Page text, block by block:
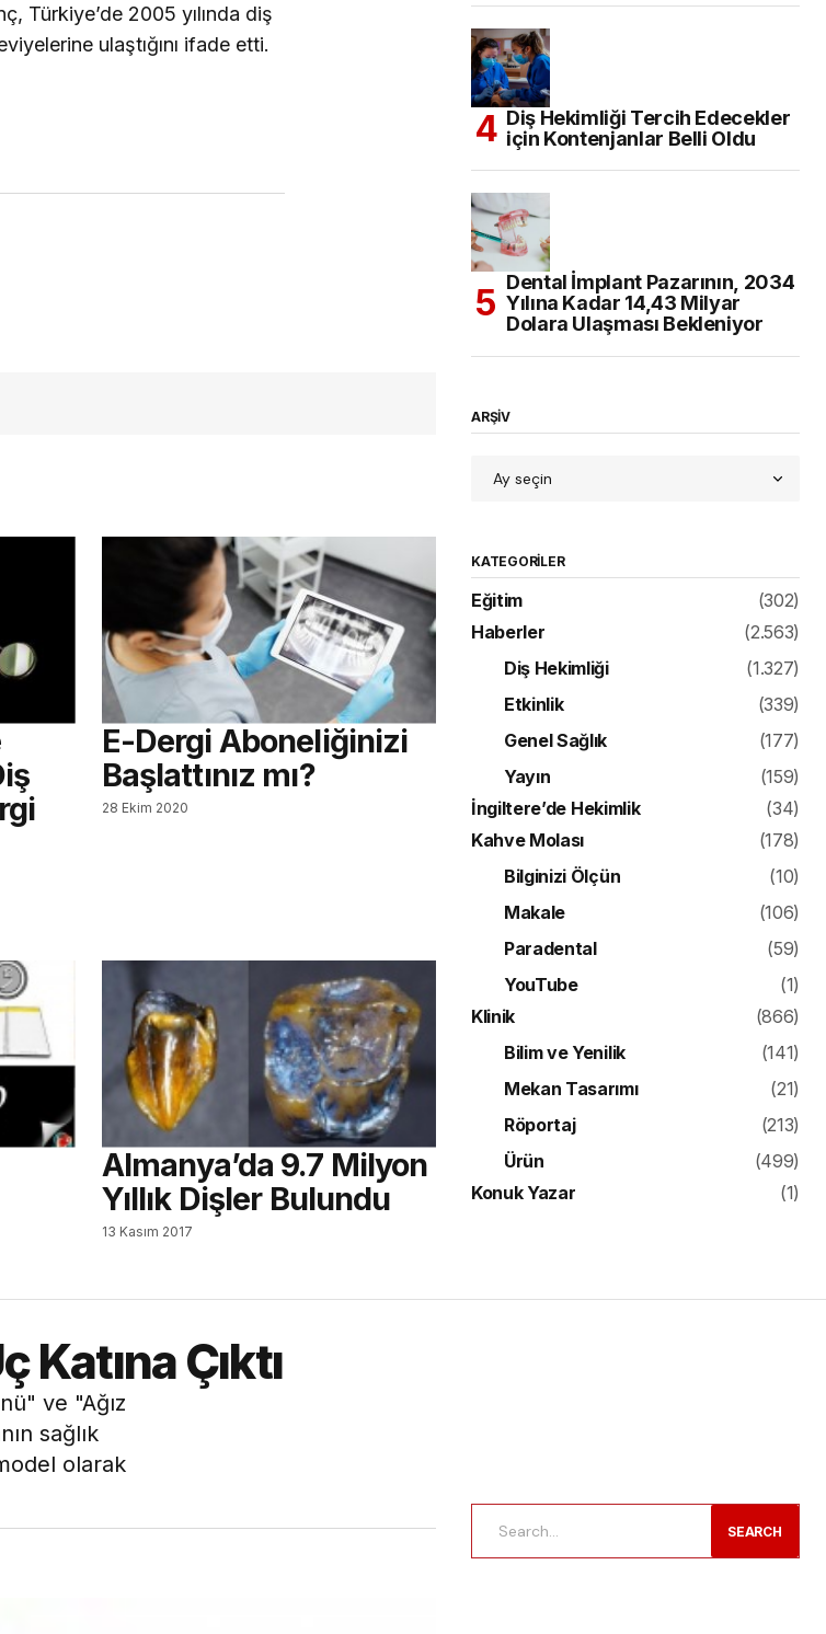
Türkiye’de 2005 yılında diş
ulaştığını ifade etti.
E-Dergi Aboneliğinizi
Başlattınız mı?
28 Ekim 2020
Almanya’da 9.7 Milyon
Yıllık Dişler Bulundu
13 Kasım 2017
Diş Hekimliği Tercih Edecekler
için Kontenjanlar Belli Oldu
Dental İmplant Pazarının, 2034
Yılına Kadar 14,43 Milyar
Dolara Ulaşması Bekleniyor
ARŞİV
KATEGORILER
Eğitim
(302)
Haberler
(2.563)
Diş Hekimliği
(1.327)
Etkinlik
(339)
Genel Sağlık
(177)
Yayın
(159)
İngiltere’de Hekimlik
(34)
Kahve Molası
(178)
Bilginizi Ölçün
(10)
Makale
(106)
Paradental
(59)
YouTube
(1)
Klinik
(866)
Bilim ve Yenilik
(141)
Mekan Tasarımı
(21)
Röportaj
(213)
Ürün
(499)
Konuk Yazar
(1)
Katına Çıktı
ve "Ağız
sağlık
olarak
SEARCH